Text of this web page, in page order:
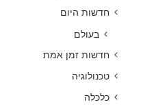
חדשות היום
בעולם
חדשות זמן אמת
טכנולוגיה
כלכלה